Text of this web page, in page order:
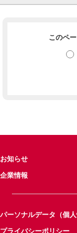
このペ
お知らせ
企業情報
パーソナルデータ（個
プライバシーポリシー